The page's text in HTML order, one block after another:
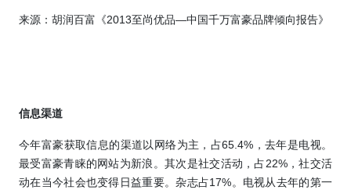
来源：胡润百富《2013至尚优品—中国千万富豪品牌倾向报告》
信息渠道
今年富豪获取信息的渠道以网络为主，占65.4% ，去年是电视。
最受富豪青睐的网站为新浪。其次是社交活动，占22%，社交活
动在当今社会也变得日益重要。杂志占17%。电视从去年的第一